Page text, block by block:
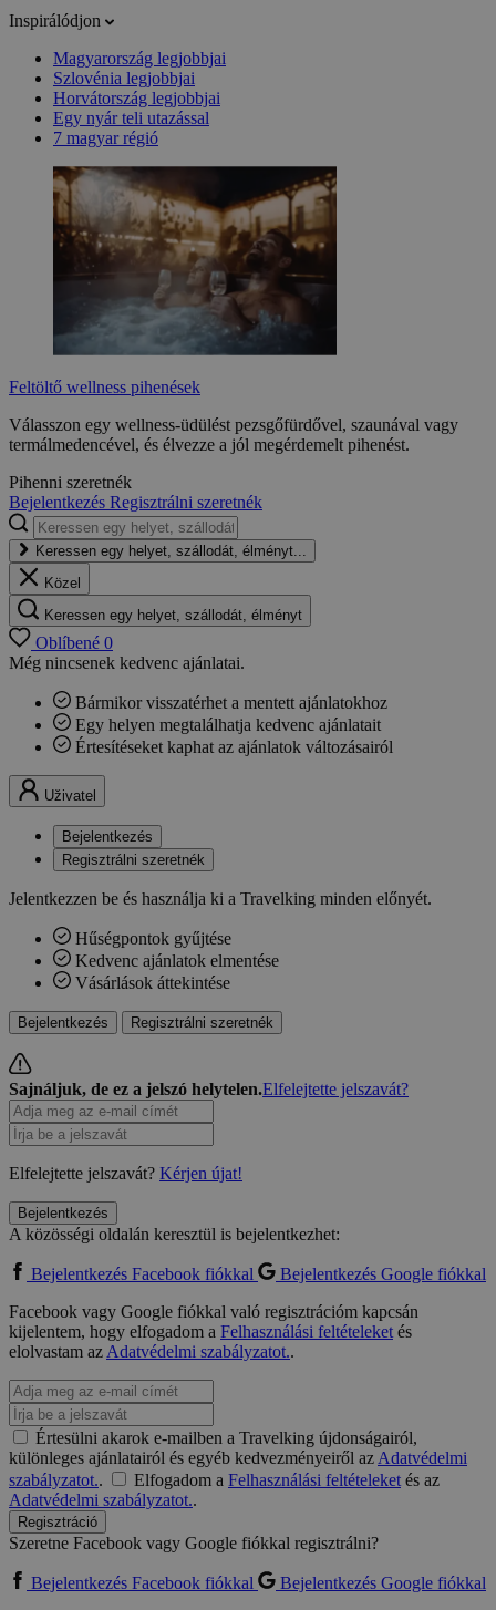
Inspirálódjon
Magyarország legjobbjai
Szlovénia legjobbjai
Horvátország legjobbjai
Egy nyár teli utazással
7 magyar régió
Feltöltő wellness pihenések
Válasszon egy wellness-üdülést pezsgőfürdővel, szaunával vagy
termálmedencével, és élvezze a jól megérdemelt pihenést.
Pihenni szeretnék
Bejelentkezés Regisztrálni szeretnék
Keressen egy helyet, szállodát, élményt...
Közel
Keressen egy helyet, szállodát, élményt
Oblíbené 0
Még nincsenek kedvenc ajánlatai.
Bármikor visszatérhet a mentett ajánlatokhoz
Egy helyen megtalálhatja kedvenc ajánlatait
Értesítéseket kaphat az ajánlatok változásairól
Uživatel
Bejelentkezés
Regisztrálni szeretnék
Jelentkezzen be és használja ki a Travelking minden előnyét.
Hűségpontok gyűjtése
Kedvenc ajánlatok elmentése
Vásárlások áttekintése
Bejelentkezés Regisztrálni szeretnék
Sajnáljuk, de ez a jelszó helytelen.Elfelejtette jelszavát?
Elfelejtette jelszavát? Kérjen újat!
Bejelentkezés
A közösségi oldalán keresztül is bejelentkezhet:
Bejelentkezés Facebook fiókkal
Bejelentkezés Google fiókkal
Facebook vagy Google fiókkal való regisztrációm kapcsán
kijelentem, hogy elfogadom a Felhasználási feltételeketés
elolvastam azAdatvédelmi szabályzatot..
Értesülni akarok e-mailben a Travelking újdonságairól,
különleges ajánlatairól és egyéb kedvezményeiről azAdatvédelmi
szabályzatot.. Elfogadom a Felhasználási feltételeketés az
Adatvédelmi szabályzatot..
Regisztráció
Szeretne Facebook vagy Google fiókkal regisztrálni?
Bejelentkezés Facebook fiókkal
Bejelentkezés Google fiókkal